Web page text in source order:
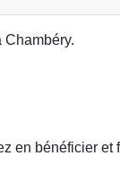
Chambéry.
en bénéficier et